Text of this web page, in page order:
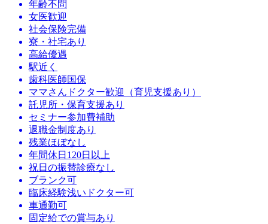
年齢不問
女医歓迎
社会保険完備
寮・社宅あり
高給優遇
駅近く
歯科医師国保
ママさんドクター歓迎（育児支援あり）
託児所・保育支援あり
セミナー参加費補助
退職金制度あり
残業ほぼなし
年間休日120日以上
祝日の振替診療なし
ブランク可
臨床経験浅いドクター可
車通勤可
固定給での賞与あり